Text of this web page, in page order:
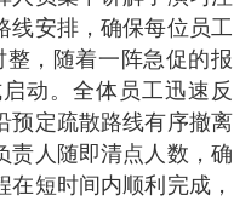
线安排，确保每位员工
，随着一阵急促的报
动。全体员工迅速反
预定疏散路线有序撤离
责人随即清点人数，确
短时间内顺利完成，